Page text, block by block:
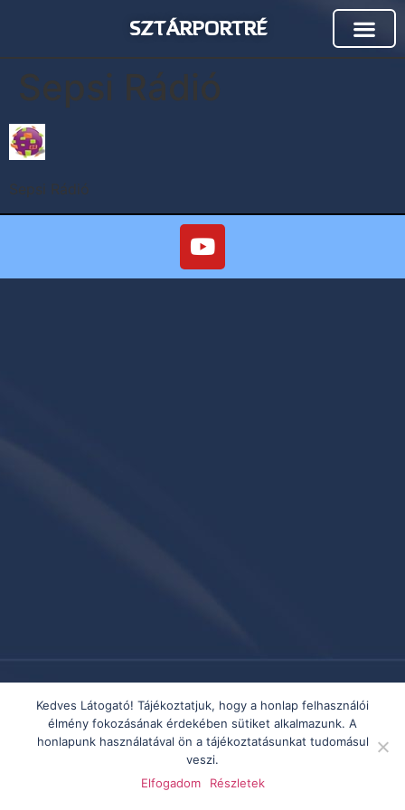
SZTÁRPORTRÉ
Sepsi Rádió
Sepsi Rádió
Kedves Látogató! Tájékoztatjuk, hogy a honlap felhasználói
élmény fokozásának érdekében sütiket alkalmazunk. A
honlapunk használatával ön a tájékoztatásunkat tudomásul
veszi.
Elfogadom
Részletek